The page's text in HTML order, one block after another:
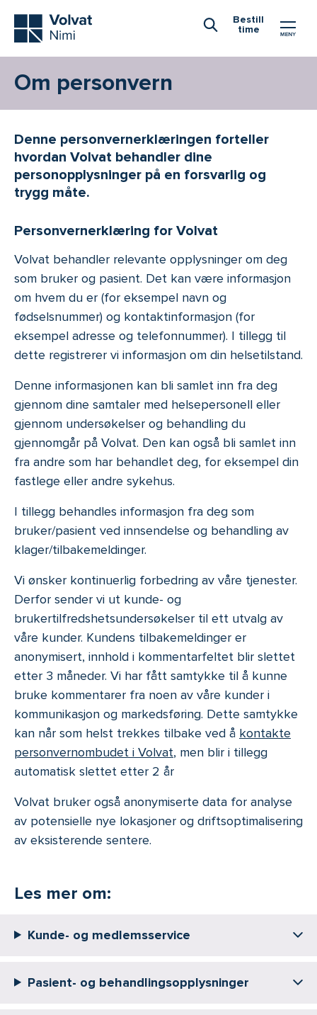
Bestill
time
Om personvern
Denne personvernerklæringen forteller
hvordan Volvat behandler dine
personopplysninger på en forsvarlig og
trygg måte.
Personvernerklæring for Volvat
Volvat behandler relevante opplysninger om deg
som bruker og pasient. Det kan være informasjon
om hvem du er (for eksempel navn og
fødselsnummer) og kontaktinformasjon (for
eksempel adresse og telefonnummer). I tillegg til
dette registrerer vi informasjon om din helsetilstand.
Denne informasjonen kan bli samlet inn fra deg
gjennom dine samtaler med helsepersonell eller
gjennom undersøkelser og behandling du
gjennomgår på Volvat. Den kan også bli samlet inn
fra andre som har behandlet deg, for eksempel din
fastlege eller andre sykehus.
I tillegg behandles informasjon fra deg som
bruker/pasient ved innsendelse og behandling av
klager/tilbakemeldinger.
Vi ønsker kontinuerlig forbedring av våre tjenester.
Derfor sender vi ut kunde- og
brukertilfredshetsundersøkelser til ett utvalg av
våre kunder. Kundens tilbakemeldinger er
anonymisert, innhold i kommentarfeltet blir slettet
etter 3 måneder. Vi har fått samtykke til å kunne
bruke kommentarer fra noen av våre kunder i
kommunikasjon og markedsføring. Dette samtykke
kan når som helst trekkes tilbake ved å kontakte
personvernombudet i Volvat, men blir i tillegg
automatisk slettet etter 2 år
Volvat bruker også anonymiserte data for analyse
av potensielle nye lokasjoner og driftsoptimalisering
av eksisterende sentere.
Les mer om:
Kunde- og medlemsservice
Pasient- og behandlingsopplysninger